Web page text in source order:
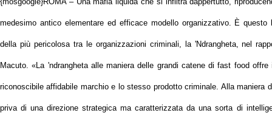
medesimo antico elementare ed efficace modello organizzativo. È
della più pericolosa tra le organizzazioni criminali, la 'Ndrangheta, nel
Macuto. «La 'ndrangheta alle maniera delle grandi catene di fast food
riconoscibile affidabile marchio e lo stesso prodotto criminale. Alla maniera
priva di una direzione strategica ma caratterizzata da una sorta di